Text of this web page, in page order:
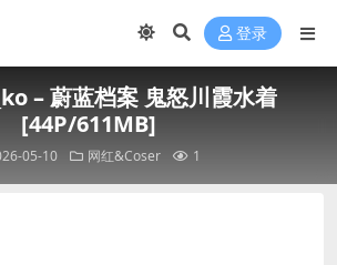
登录
– 蔚蓝档案 鬼怒川霞水着
[44P/611MB]
05-10 网红&Coser 1